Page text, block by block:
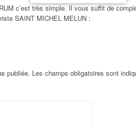
c’est très simple. Il vous suffit de
SAINT MICHEL MELUN :
publiée. Les champs obligatoires sont